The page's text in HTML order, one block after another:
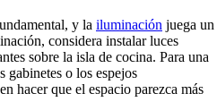
y la iluminación juega un
considera instalar luces
sobre la isla de cocina. Para una
gabinetes o los espejos
hacer que el espacio parezca más